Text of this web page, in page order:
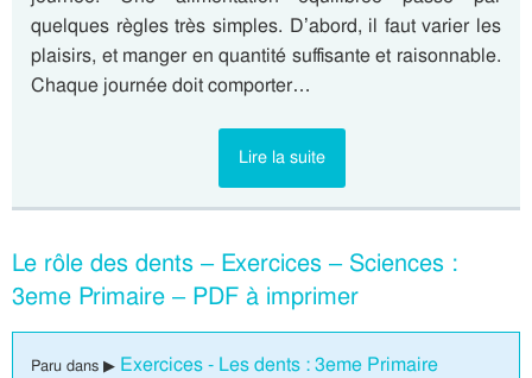
quelques règles très simples. D’abord, il faut varier les
plaisirs, et manger en quantité suffisante et raisonnable.
Chaque journée doit comporter…
Lire la suite
Le rôle des dents – Exercices – Sciences :
3eme Primaire – PDF à imprimer
Paru dans ▶ Exercices - Les dents : 3eme Primaire